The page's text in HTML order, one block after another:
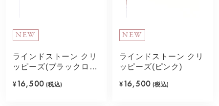
NEW
ラインドストーン クリ
ッピーズ(ブラックロジ
¥ 16,500 (税込)
NEW
ラインドストーン クリ
ッピーズ(ピンク)
¥ 16,500 (税込)